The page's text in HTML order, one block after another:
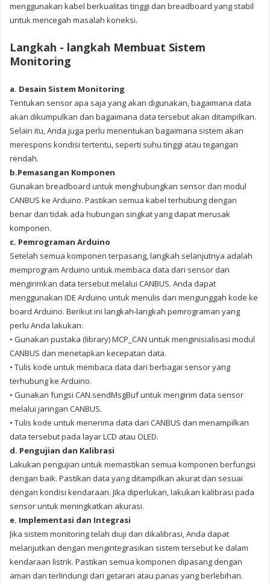
menggunakan kabel berkualitas tinggi dan breadboard yang stabil
untuk mencegah masalah koneksi.
Langkah - langkah Membuat Sistem
Monitoring
a. Desain Sistem Monitoring
Tentukan sensor apa saja yang akan digunakan, bagaimana data
akan dikumpulkan dan bagaimana data tersebut akan ditampilkan.
Selain itu, Anda juga perlu menentukan bagaimana sistem akan
merespons kondisi tertentu, seperti suhu tinggi atau tegangan
rendah.
b.Pemasangan Komponen
Gunakan breadboard untuk menghubungkan sensor dan modul
CANBUS ke Arduino. Pastikan semua kabel terhubung dengan
benar dan tidak ada hubungan singkat yang dapat merusak
komponen.
c. Pemrograman Arduino
Setelah semua komponen terpasang, langkah selanjutnya adalah
memprogram Arduino untuk membaca data dari sensor dan
mengirimkan data tersebut melalui CANBUS. Anda dapat
menggunakan IDE Arduino untuk menulis dan mengunggah kode ke
board Arduino. Berikut ini langkah-langkah pemrograman yang
perlu Anda lakukan:
• Gunakan pustaka (library) MCP_CAN untuk menginisialisasi modul
CANBUS dan menetapkan kecepatan data.
• Tulis kode untuk membaca data dari berbagai sensor yang
terhubung ke Arduino.
• Gunakan fungsi CAN.sendMsgBuf untuk mengirim data sensor
melalui jaringan CANBUS.
• Tulis kode untuk menerima data dari CANBUS dan menampilkan
data tersebut pada layar LCD atau OLED.
d. Pengujian dan Kalibrasi
Lakukan pengujian untuk memastikan semua komponen berfungsi
dengan baik. Pastikan data yang ditampilkan akurat dan sesuai
dengan kondisi kendaraan. Jika diperlukan, lakukan kalibrasi pada
sensor untuk meningkatkan akurasi.
e. Implementasi dan Integrasi
Jika sistem monitoring telah diuji dan dikalibrasi, Anda dapat
melanjutkan dengan mengintegrasikan sistem tersebut ke dalam
kendaraan listrik. Pastikan semua komponen dipasang dengan
aman dan terlindungi dari getaran atau panas yang berlebihan.